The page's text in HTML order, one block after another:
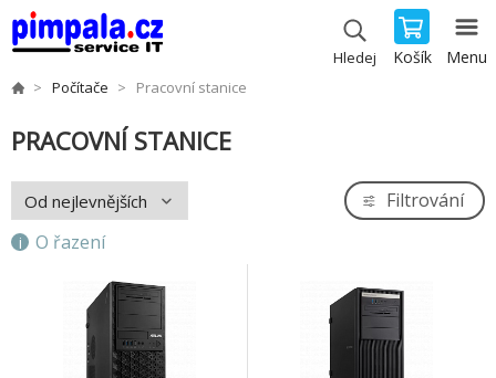
Hledej Košík Menu
Počítače Pracovní stanice
PRACOVNÍ STANICE
O řazení
Filtrování